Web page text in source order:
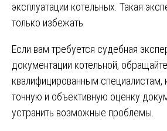
эксплуатации котельных. Такая
только избежать
Если вам требуется судебная
документации котельной,
квалифицированным специалистам,
точную и объективную оценку
устранить возможные проблемы.